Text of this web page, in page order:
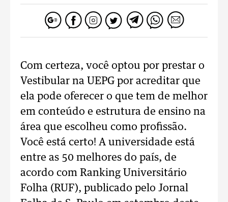
Com certeza, você optou por prestar o
Vestibular na UEPG por acreditar que
ela pode oferecer o que tem de melhor
em conteúdo e estrutura de ensino na
área que escolheu como profissão.
Você está certo! A universidade está
entre as 50 melhores do país, de
acordo com Ranking Universitário
Folha (RUF), publicado pelo Jornal